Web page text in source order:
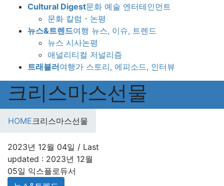
Cultural Digest문화 예술 엔터테인먼트
문화 칼럼・논평
뉴스&트렌드여행 뉴스, 이슈, 트렌드
뉴스 시사논평
애널리티컬 저널리즘
트래블러여행가 스토리, 에피소드, 인터뷰
크리스마스선물
HOME크리스마스선물
2023년 12월 04일 / Last
updated : 2023년 12월
05일 익스플로듀서